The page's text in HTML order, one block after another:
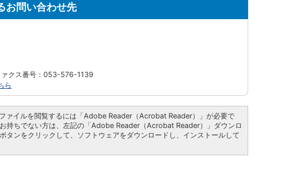
お問い合わせ先
クス番号：053-576-1139
ら
ァイルを閲覧するには「Adobe Reader（Acrobat Reader）」が必要で
持ちでない方は、左記の「Adobe Reader（Acrobat Reader）」ダウンロ
タンをクリックして、ソフトウェアをダウンロードし、インストールして